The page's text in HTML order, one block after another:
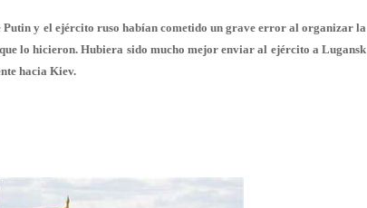
Putin y el ejército ruso habían cometido un grave error al organizar la
lo hicieron. Hubiera sido mucho mejor enviar al ejército a Lugansk
hacia Kiev.